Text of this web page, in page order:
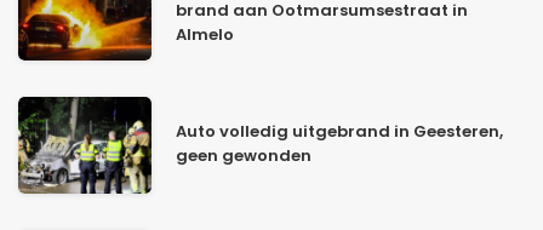
brand aan Ootmarsumsestraat in
Almelo
Auto volledig uitgebrand in Geesteren,
geen gewonden